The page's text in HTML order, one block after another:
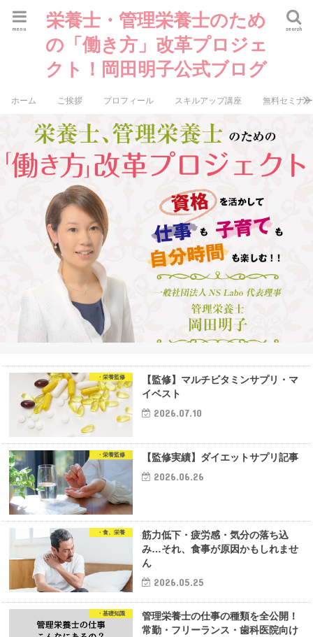
栄養士・管理栄養士のため
の「働き方」改革プロジェ
クト！岡田明子公式ブログ
search
menu
ホーム ご挨拶 プロフィール スキルアップ講座 無料セミナー
・栄養監修
【監修】マルチビタミンサプリ・マ
イベスト
2026.07.10
・栄養監修 【監修実績】ダイエットサプリ記事
2026.06.26
・食、栄養
筋力低下・疲労感・気分の落ち込
み…それ、食事が原因かもしれませ
ん
2026.05.25
・基礎知識
管理栄養士の仕事の種類を全公開！
常勤・フリーランス・歯科医院向け